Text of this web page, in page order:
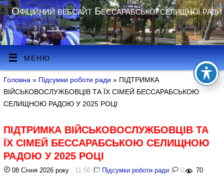
Офіційний вебсайт Бессарабської селищної ради
МЕНЮ
Головна » Підсумки роботи ради » ПІДТРИМКА
ВІЙСЬКОВОСЛУЖБОВЦІВ ТА ЇХ СІМЕЙ БЕССАРАБСЬКОЮ
СЕЛИЩНОЮ РАДОЮ У 2025 РОЦІ
ПІДТРИМКА ВІЙСЬКОВОСЛУЖБОВЦІВ ТА
ЇХ СІМЕЙ БЕССАРАБСЬКОЮ СЕЛИЩНОЮ
РАДОЮ У 2025 РОЦІ
08 Січня 2026 року , 11:56 | Підсумки роботи ради | 0 | 70